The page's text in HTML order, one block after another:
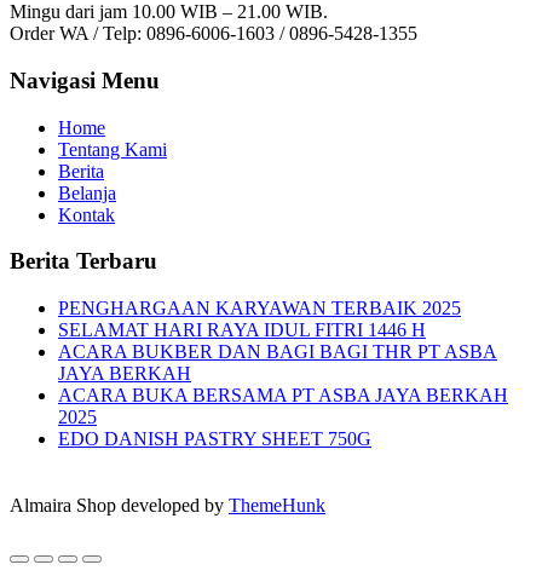
Mingu dari jam 10.00 WIB – 21.00 WIB.
Order WA / Telp: 0896-6006-1603 / 0896-5428-1355
Navigasi Menu
Home
Tentang Kami
Berita
Belanja
Kontak
Berita Terbaru
PENGHARGAAN KARYAWAN TERBAIK 2025
SELAMAT HARI RAYA IDUL FITRI 1446 H
ACARA BUKBER DAN BAGI BAGI THR PT ASBA
JAYA BERKAH
ACARA BUKA BERSAMA PT ASBA JAYA BERKAH
2025
EDO DANISH PASTRY SHEET 750G
Almaira Shop developed by ThemeHunk